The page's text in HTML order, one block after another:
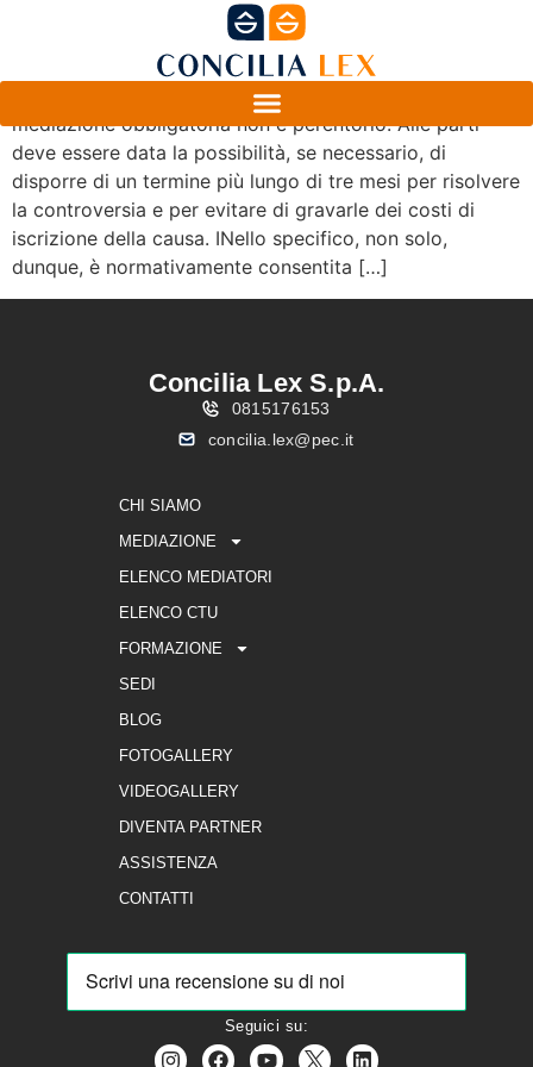
Il termine di durata trimestrale del procedimento di
mediazione obbligatoria non è perentorio. Alle parti
deve essere data la possibilità, se necessario, di
disporre di un termine più lungo di tre mesi per risolvere
la controversia e per evitare di gravarle dei costi di
iscrizione della causa. INello specifico, non solo,
dunque, è normativamente consentita […]
Concilia Lex S.p.A.
0815176153
concilia.lex@pec.it
CHI SIAMO
MEDIAZIONE
ELENCO MEDIATORI
ELENCO CTU
FORMAZIONE
SEDI
BLOG
FOTOGALLERY
VIDEOGALLERY
DIVENTA PARTNER
ASSISTENZA
CONTATTI
Seguici su: